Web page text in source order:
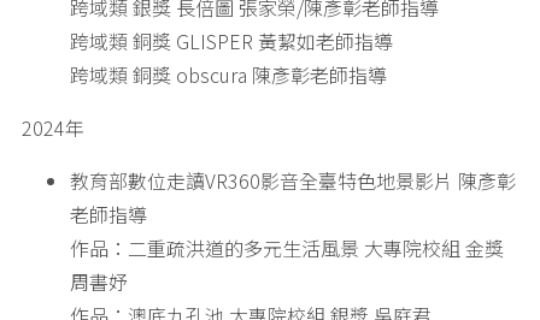
跨域類 銀獎 長倍圖 張家榮/陳彥彰老師指導
跨域類 銅獎 GLISPER 黃絜如老師指導
跨域類 銅獎 obscura 陳彥彰老師指導
2024年
教育部數位走讀VR360影音全臺特色地景影片 陳彥彰
老師指導
作品：二重疏洪道的多元生活風景 大專院校組 金獎
周書妤